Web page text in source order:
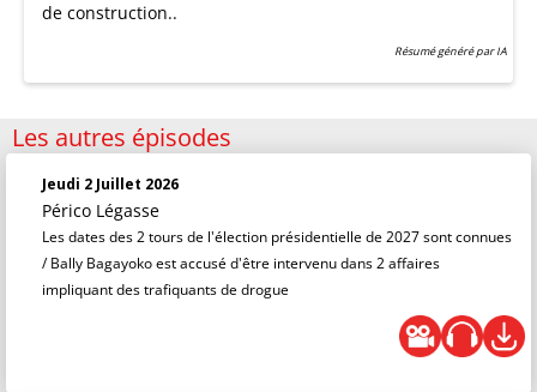
de construction..
Résumé généré par IA
Les autres épisodes
Jeudi 2 Juillet 2026
Périco Légasse
Les dates des 2 tours de l'élection présidentielle de 2027 sont connues
/ Bally Bagayoko est accusé d'être intervenu dans 2 affaires
impliquant des trafiquants de drogue